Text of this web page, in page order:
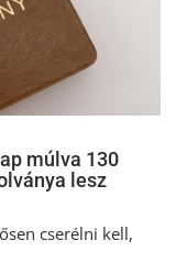
múlva 130
lesz
cserélni kell,